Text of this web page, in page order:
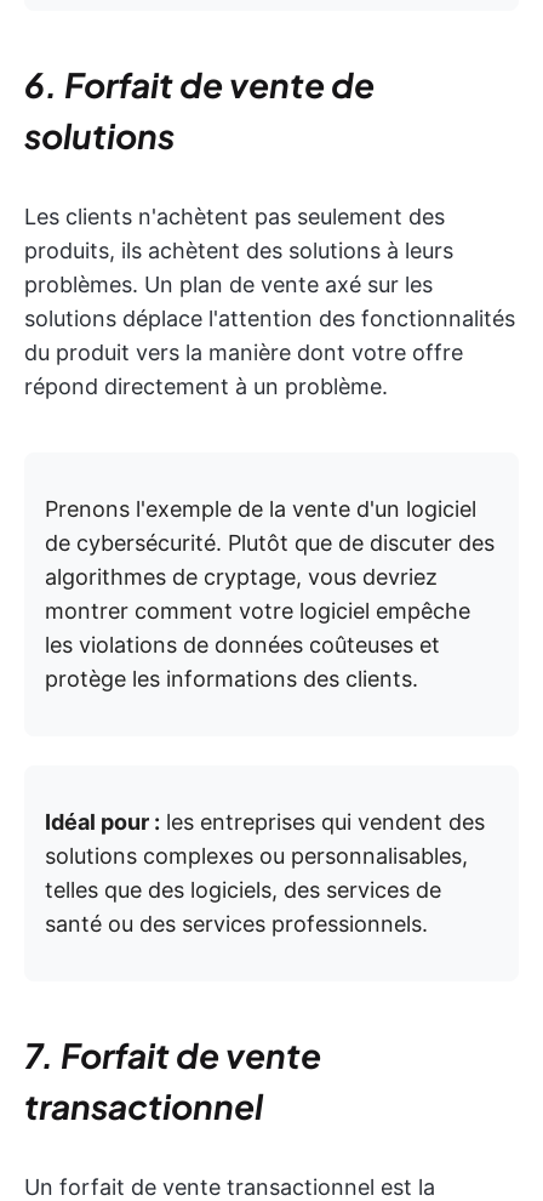
6. Forfait de vente de
solutions
Les clients n'achètent pas seulement des
produits, ils achètent des solutions à leurs
problèmes. Un plan de vente axé sur les
solutions déplace l'attention des fonctionnalités
du produit vers la manière dont votre offre
répond directement à un problème.
Prenons l'exemple de la vente d'un logiciel
de cybersécurité. Plutôt que de discuter des
algorithmes de cryptage, vous devriez
montrer comment votre logiciel empêche
les violations de données coûteuses et
protège les informations des clients.
Idéal pour : les entreprises qui vendent des
solutions complexes ou personnalisables,
telles que des logiciels, des services de
santé ou des services professionnels.
7. Forfait de vente
transactionnel
Un forfait de vente transactionnel est la